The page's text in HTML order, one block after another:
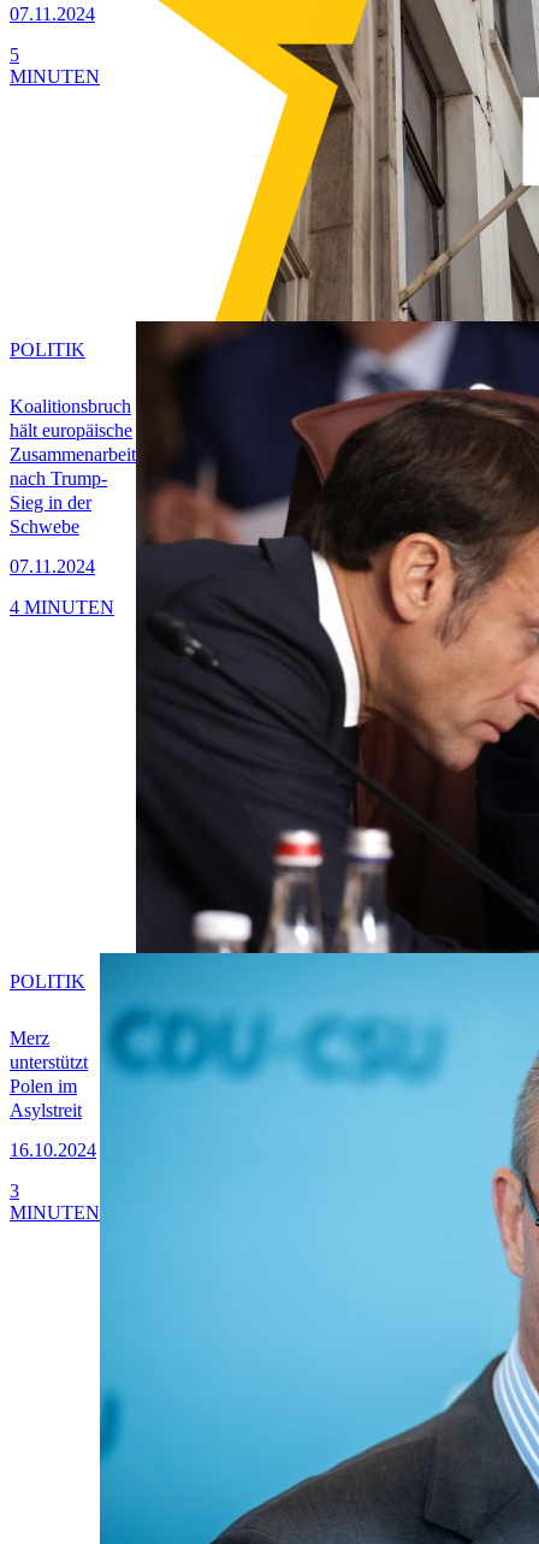
07.11.2024
5
MINUTEN
Koalitionsbruch
hält europäische
Zusammenarbeit
nach Trump-
Sieg in der
Schwebe
07.11.2024
POLITIK
4 MINUTEN
Merz
unterstützt
Polen im
Asylstreit
16.10.2024
POLITIK
3
MINUTEN